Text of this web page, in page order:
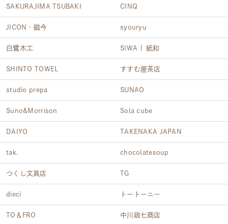
SAKURAJIMA TSUBAKI CINQ
JICON・磁今 syouryu
白鷺木工 SIWA | 紙和
SHINTO TOWEL すすむ屋茶店
studio prepa SUNAO
Suno&Morrison Sola cube
DAIYO TAKENAKA JAPAN
tak. chocolatesoup
つくし文具店 TG
dieci トートーニー
TO＆FRO 中川政七商店